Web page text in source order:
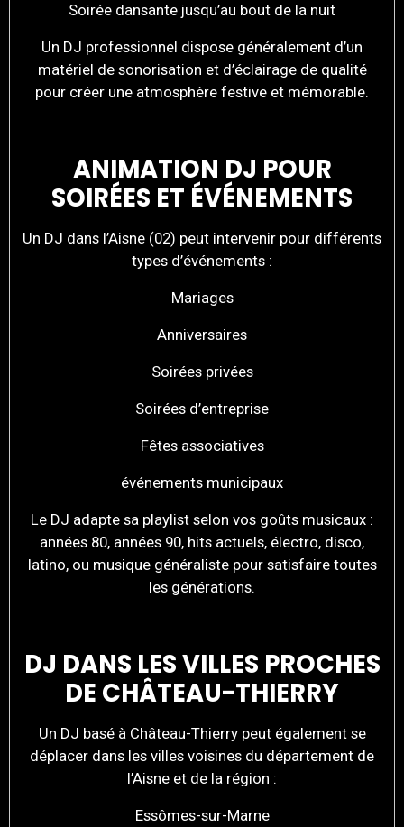
Soirée dansante jusqu’au bout de la nuit
Un DJ professionnel dispose généralement d’un
matériel de sonorisation et d’éclairage de qualité
pour créer une atmosphère festive et mémorable.
ANIMATION DJ POUR
SOIRÉES ET ÉVÉNEMENTS
Un DJ dans l’Aisne (02) peut intervenir pour différents
types d’événements :
Mariages
Anniversaires
Soirées privées
Soirées d’entreprise
Fêtes associatives
événements municipaux
Le DJ adapte sa playlist selon vos goûts musicaux :
années 80, années 90, hits actuels, électro, disco,
latino, ou musique généraliste pour satisfaire toutes
les générations.
DJ DANS LES VILLES PROCHES
DE CHÂTEAU-THIERRY
Un DJ basé à Château-Thierry peut également se
déplacer dans les villes voisines du département de
l’Aisne et de la région :
Essômes-sur-Marne